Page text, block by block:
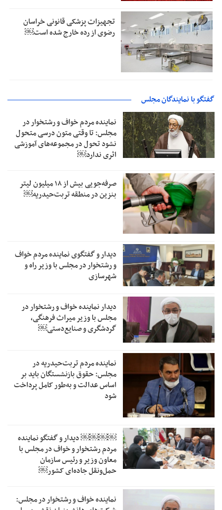
تجهیزات پزشکی قانونی خراسان
رضوی از رده خارج شده است￼
گفتگو با نمایندگان مجلس
نماینده مردم خواف و رشتخوار در
مجلس: تا وقتی متون درسی متحول
نشود تحول در مجموعه‌های آموزشی
اثری ندارد￼
صرفه‌جویی بیش از ۱۸ میلیون لیتر
بنزین در منطقه تربت‌حیدریه￼
دیدار و گفتگوی نماینده مردم خواف
و رشتخوار در مجلس با وزیر راه و
شهرسازی
دیدار نماینده خواف و رشتخوار در
مجلس با وزیر میراث فرهنگی،
گردشگری و صنایع‌دستی￼
نماینده مردم تربت‌حیدریه در
مجلس: حقوق بازنشستگان باید بر
اساس عدالت و به‌طور کامل پرداخت
شود
￼￼￼￼‏ دیدار و گفتگو نماینده
مردم رشتخوار و خواف در مجلس با
معاون وزیر و رئیس سازمان
حمل‌ونقل جاده‌ای کشور￼
نماینده خواف و رشتخوار در مجلس: